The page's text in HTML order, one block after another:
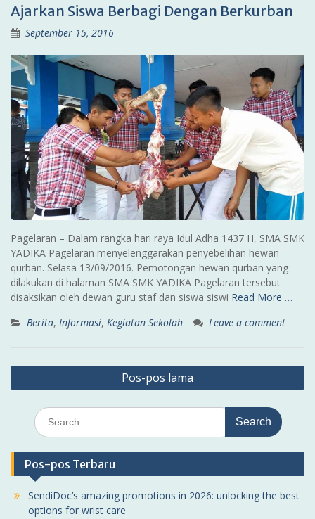
Ajarkan Siswa Berbagi Dengan Berkurban
September 15, 2016
Pagelaran – Dalam rangka hari raya Idul Adha 1437 H, SMA SMK
YADIKA Pagelaran menyelenggarakan penyebelihan hewan
qurban. Selasa 13/09/2016. Pemotongan hewan qurban yang
dilakukan di halaman SMA SMK YADIKA Pagelaran tersebut
disaksikan oleh dewan guru staf dan siswa siswi Read More …
Berita, Informasi, Kegiatan Sekolah Leave a comment
Navigasi
pos
Pos-pos lama
Search
for:
Pos-pos Terbaru
SendiDoc’s amazing promotions in 2026: unlocking the best
options for wrist care